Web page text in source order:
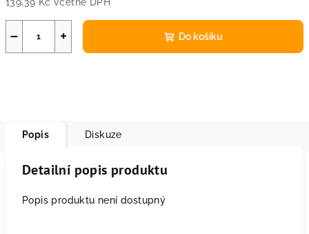
+
− Do košíku
Popis Diskuze
Detailní popis produktu
Popis produktu není dostupný